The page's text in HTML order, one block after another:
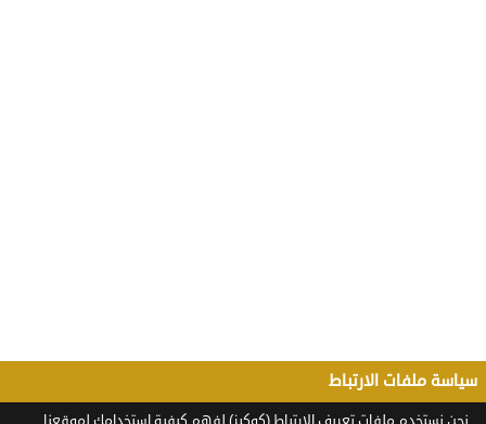
سياسة ملفات الارتباط